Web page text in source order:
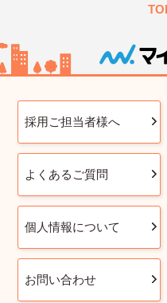
採用ご担当者様へ
よくあるご質問
個人情報について
お問い合わせ